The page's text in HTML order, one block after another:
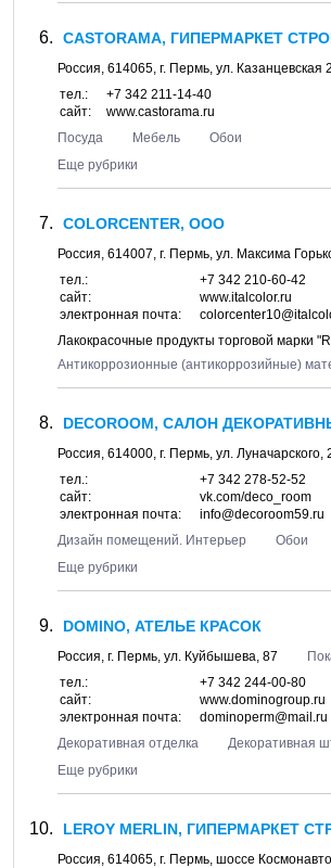
CASTORAMA, ГИПЕРМАРКЕТ
Россия, 614065, г. Пермь, ул. Казанцевская
тел.:
+7 342 211-14-40
сайт:
www.castorama.ru
Посуда
Мебель
Обои
Еще рубрики
COLORCENTER, ООО
Россия, 614007, г. Пермь, ул. Максима
тел.:
+7 342 210-60-42
сайт:
www.italcolor.ru
электронная почта:
Лакокрасочные продукты торговой марки
Антикоррозионные (антикоррозийные)
DECOROOM, САЛОН
Россия, 614000, г. Пермь, ул. Луначарского,
тел.:
+7 342 278-52-52
сайт:
vk.com/deco_room
электронная почта:
info@decoroom59.ru
Дизайн помещений. Интерьер
Обои
Еще рубрики
DOMINO, АТЕЛЬЕ КРАСОК
Россия, г. Пермь, ул. Куйбышева, 87
тел.:
+7 342 244-00-80
сайт:
www.dominogroup.ru
электронная почта:
dominoperm@mail.ru
Декоративная отделка
Декоративная
Еще рубрики
LEROY MERLIN, ГИПЕРМАРКЕТ
Россия, 614065, г. Пермь, шоссе